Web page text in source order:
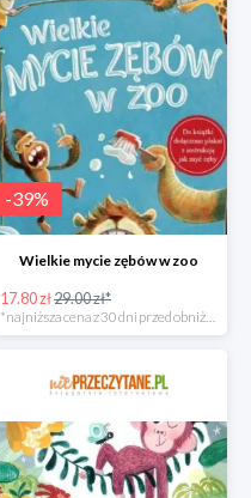
-39%
Wielkie mycie zębów w zoo
17.80 zł29.00 zł*
*najniższa cena z 30 dni przed obniżką